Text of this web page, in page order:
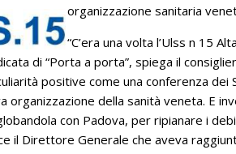
organizzazione sanitaria
“C’era una volta l’Ulss n 15
di “Porta a porta”, spiega il
positive come una conferenza dei
organizzazione della sanità veneta. E
con Padova, per ripianare i
il Direttore Generale che aveva